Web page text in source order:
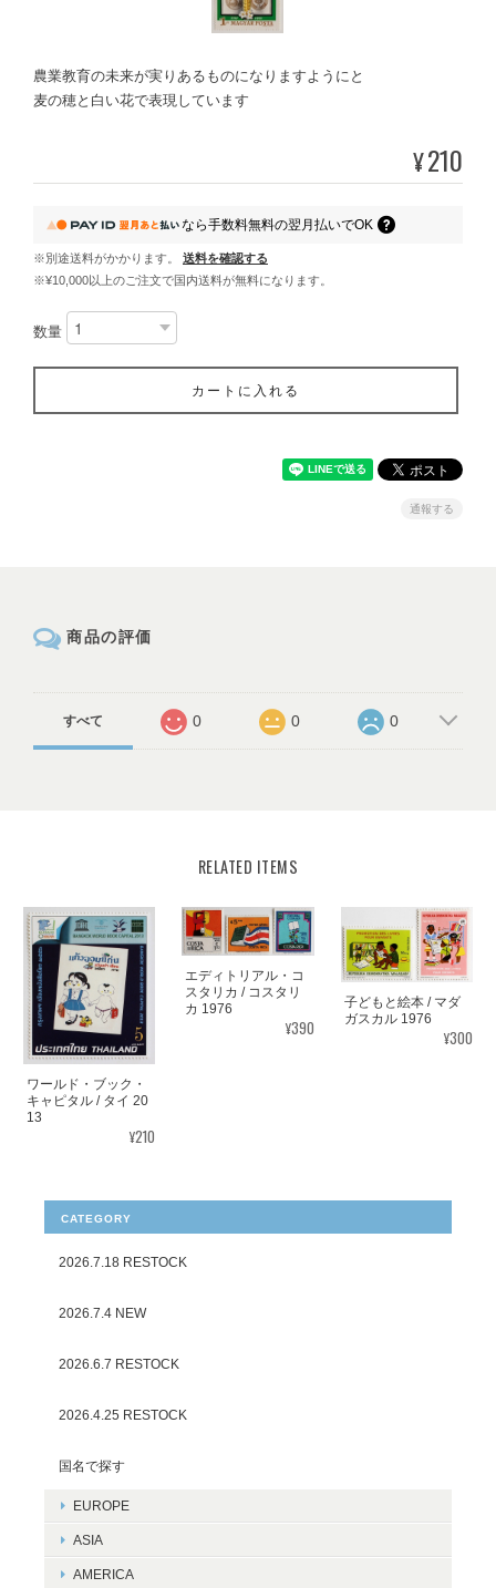
農業教育の未来が実りあるものになりますようにと
麦の穂と白い花で表現しています
¥210
なら手数料無料の翌月払いでOK
※別途送料がかかります。
送料を確認する
※¥10,000以上のご注文で国内送料が無料になります。
数量
カートに入れる
通報する
商品の評価
すべて 0 0 0
RELATED ITEMS
ワールド・ブック・
キャピタル / タイ 20
13
¥210
エディトリアル・コ
スタリカ / コスタリ
カ 1976
¥390
子どもと絵本 / マダ
ガスカル 1976
¥300
CATEGORY
2026.7.18 RESTOCK
2026.7.4 NEW
2026.6.7 RESTOCK
2026.4.25 RESTOCK
国名で探す
EUROPE
ASIA
AMERICA